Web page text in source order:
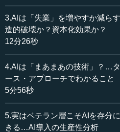
―― 今度はいよいよ「AIにどう
です。ここはまず個人というこ
考えていきたいと思います。ま
ように備えるのかという部分で
ワードがあります。それは「長
私たちの人生は長くなってい
人、男の子の4人に1人」、これ
3.AIは「失業」を増やすか減ら
造的破壊か？資本化効果か？
12分26秒
4.AIは「まあまあの技術」？…
ース・アプローチでわかること
5分56秒
5.実はベテラン層こそAIを存分
きる…AI導入の生産性分析